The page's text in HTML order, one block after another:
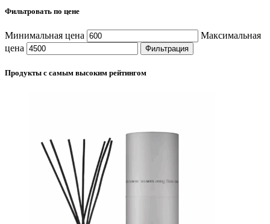
Фильтровать по цене
Минимальная цена
Максимальная
цена
Фильтрация
Продукты с самым высоким рейтингом